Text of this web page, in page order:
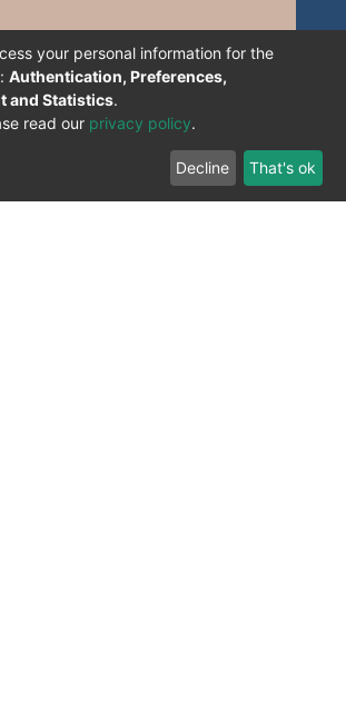
your personal information for the
Authentication, Preferences,
and Statistics.
read our privacy policy.
Decline That's ok